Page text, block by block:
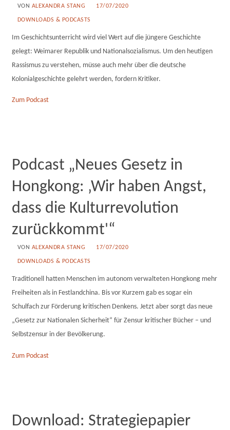
VON ALEXANDRA STANG 17/07/2020
DOWNLOADS & PODCASTS
Im Geschichtsunterricht wird viel Wert auf die jüngere Geschichte
gelegt: Weimarer Republik und Nationalsozialismus. Um den heutigen
Rassismus zu verstehen, müsse auch mehr über die deutsche
Kolonialgeschichte gelehrt werden, fordern Kritiker.
Zum Podcast
Podcast „Neues Gesetz in
Hongkong: ‚Wir haben Angst,
dass die Kulturrevolution
zurückkommt'“
VON ALEXANDRA STANG 17/07/2020
DOWNLOADS & PODCASTS
Traditionell hatten Menschen im autonom verwalteten Hongkong mehr
Freiheiten als in Festlandchina. Bis vor Kurzem gab es sogar ein
Schulfach zur Förderung kritischen Denkens. Jetzt aber sorgt das neue
„Gesetz zur Nationalen Sicherheit“ für Zensur kritischer Bücher – und
Selbstzensur in der Bevölkerung.
Zum Podcast
Download: Strategiepapier